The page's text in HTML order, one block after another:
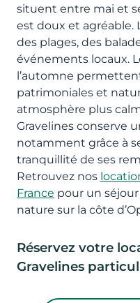
situent entre mai et
est doux et agréable.
des plages, des
événements locaux.
l’automne
patrimoniales et
atmosphère plus
Gravelines conserve
notamment grâce à
tranquillité de ses
Retrouvez nos
France pour un
nature sur la côte
Réservez votre
Gravelines